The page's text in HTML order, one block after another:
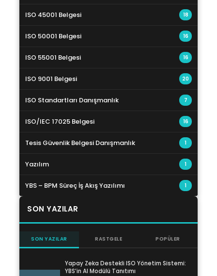
ISO 45001 Belgesi 18
ISO 50001 Belgesi 16
ISO 55001 Belgesi 16
ISO 9001 Belgesi 20
ISO Standartları Danışmanlık 7
ISO/IEC 17025 Belgesi 16
Tesis Güvenlik Belgesi Danışmanlık 1
Yazılım 1
YBS – BPM Süreç İş Akış Yazılımı 1
SON YAZILAR
SON YAZILAR RASTGELE POPÜLER
Yapay Zeka Destekli ISO Yönetim Sistemi:
YBS’in AI Modülü Tanıtımı